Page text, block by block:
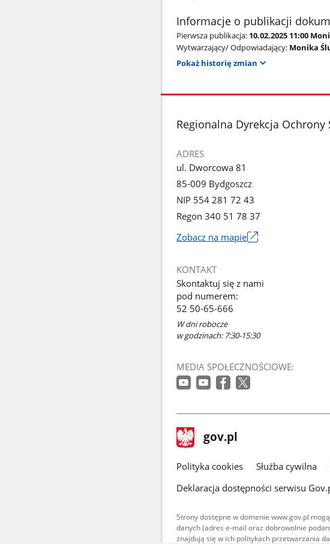
Informacje o publikacji
Pierwsza publikacja: 10.02.2025 11:00
Wytwarzający/ Odpowiadający: Monika
Pokaż historię zmian
stopka
Regionalna Dyrekcja
ADRES
ul. Dworcowa 81
85-009 Bydgoszcz
NIP 554 281 72 43
Regon 340 51 78 37
Zobacz na mapie
się
w
nowym
oknie
KONTAKT
Skontaktuj się z nami
pod numerem:
52 50-65-666
W dni robocze
w godzinach: 7:30-15:30
MEDIA SPOŁECZNOŚCIOWE:
stopka
gov.pl Strona
gov.pl
gov.pl
Polityka cookies Służba cywilna
Deklaracja dostępności serwisu
Strony dostępne w domenie www.gov.pl
danych (adres e-mail oraz dobrowolnie
znajdują się w ich politykach przetwarzania